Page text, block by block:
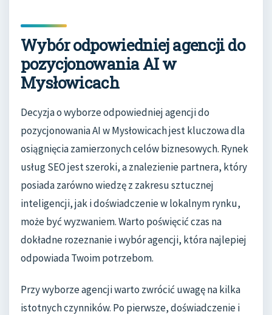
Wybór odpowiedniej agencji do
pozycjonowania AI w
Mysłowicach
Decyzja o wyborze odpowiedniej agencji do
pozycjonowania AI w Mysłowicach jest kluczowa dla
osiągnięcia zamierzonych celów biznesowych. Rynek
usług SEO jest szeroki, a znalezienie partnera, który
posiada zarówno wiedzę z zakresu sztucznej
inteligencji, jak i doświadczenie w lokalnym rynku,
może być wyzwaniem. Warto poświęcić czas na
dokładne rozeznanie i wybór agencji, która najlepiej
odpowiada Twoim potrzebom.
Przy wyborze agencji warto zwrócić uwagę na kilka
istotnych czynników. Po pierwsze, doświadczenie i